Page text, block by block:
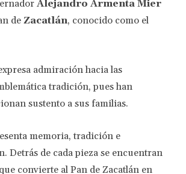
Alejandro Armenta Mier
de Zacatlán, conocido como el
admiración hacia las
tradición, pues han
sustento a sus familias.
memoria, tradición e
Detrás de cada pieza se encuentran
convierte al Pan de Zacatlán en